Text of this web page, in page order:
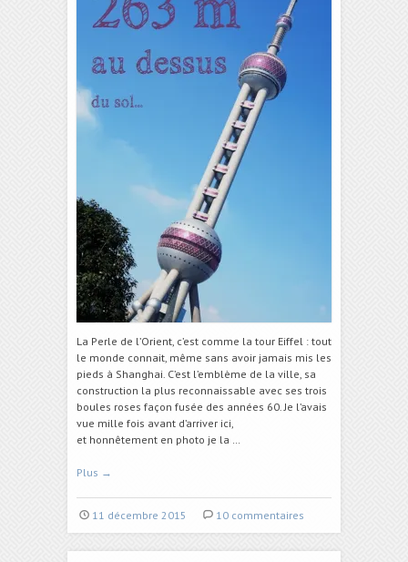
La Perle de l’Orient, c’est comme la tour Eiffel : tout
le monde connait, même sans avoir jamais mis les
pieds à Shanghai. C’est l’emblème de la ville, sa
construction la plus reconnaissable avec ses trois
boules roses façon fusée des années 60. Je l’avais
vue mille fois avant d’arriver ici,
et honnêtement en photo je la …
Plus →
11 décembre 2015 10 commentaires